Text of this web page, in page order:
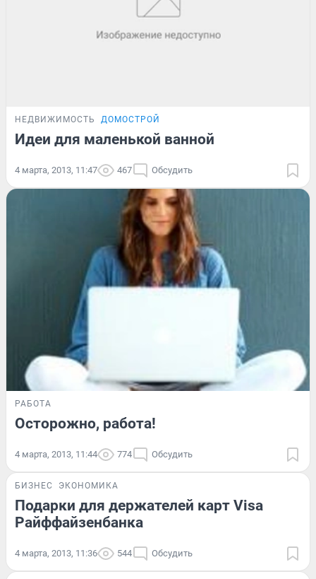
НЕДВИЖИМОСТЬ ДОМОСТРОЙ
Идеи для маленькой ванной
4 марта, 2013, 11:47 467 Обсудить
РАБОТА
Осторожно, работа!
4 марта, 2013, 11:44 774 Обсудить
БИЗНЕС ЭКОНОМИКА
Подарки для держателей карт Visa
Райффайзенбанка
4 марта, 2013, 11:36 544 Обсудить